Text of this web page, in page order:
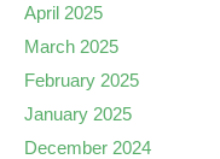
April 2025
March 2025
February 2025
January 2025
December 2024